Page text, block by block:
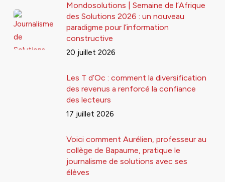
Mondosolutions | Semaine de l’Afrique
des Solutions 2026 : un nouveau
paradigme pour l’information
constructive
20 juillet 2026
Les T d’Oc : comment la diversification
des revenus a renforcé la confiance
des lecteurs
17 juillet 2026
Voici comment Aurélien, professeur au
collège de Bapaume, pratique le
journalisme de solutions avec ses
élèves